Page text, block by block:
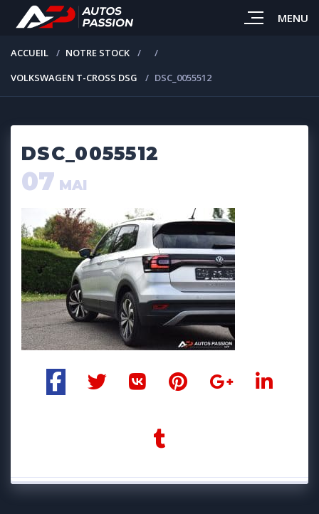
MENU
ACCUEIL
NOTRE STOCK
VOLKSWAGEN T-CROSS DSG
DSC_0055512
DSC_0055512
07 MAI